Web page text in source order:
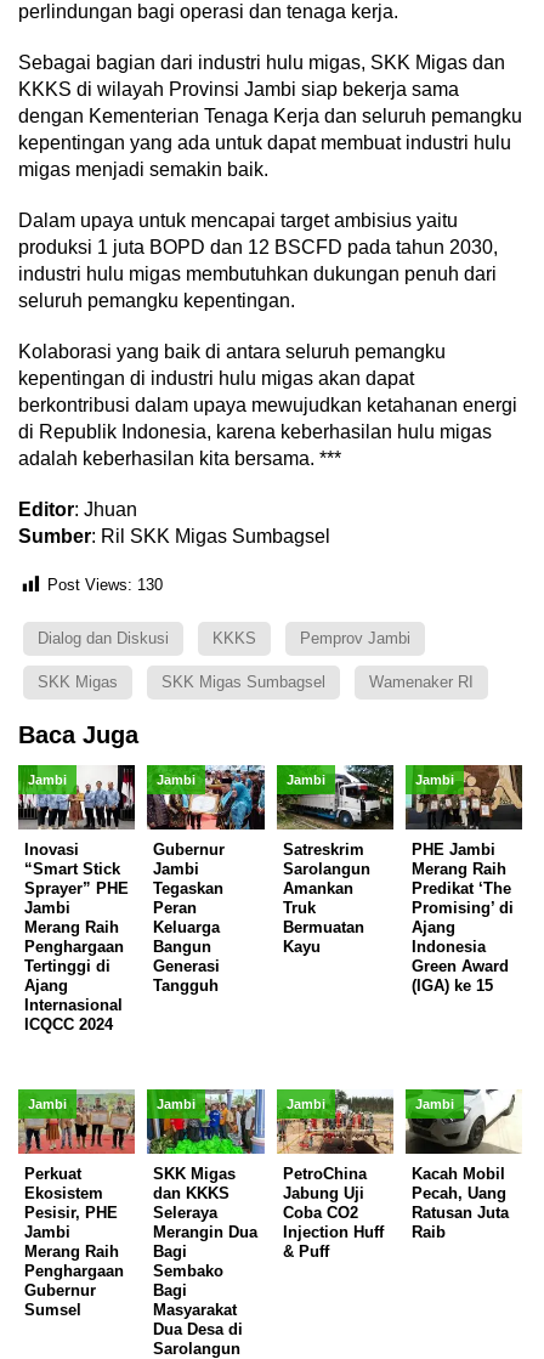
perlindungan bagi operasi dan tenaga kerja.
Sebagai bagian dari industri hulu migas, SKK Migas dan
KKKS di wilayah Provinsi Jambi siap bekerja sama
dengan Kementerian Tenaga Kerja dan seluruh pemangku
kepentingan yang ada untuk dapat membuat industri hulu
migas menjadi semakin baik.
Dalam upaya untuk mencapai target ambisius yaitu
produksi 1 juta BOPD dan 12 BSCFD pada tahun 2030,
industri hulu migas membutuhkan dukungan penuh dari
seluruh pemangku kepentingan.
Kolaborasi yang baik di antara seluruh pemangku
kepentingan di industri hulu migas akan dapat
berkontribusi dalam upaya mewujudkan ketahanan energi
di Republik Indonesia, karena keberhasilan hulu migas
adalah keberhasilan kita bersama. ***
Editor: Jhuan
Sumber: Ril SKK Migas Sumbagsel
Post Views: 130
Dialog dan Diskusi KKKS Pemprov Jambi
SKK Migas SKK Migas Sumbagsel Wamenaker RI
Baca Juga
Jambi
Inovasi
“Smart Stick
Sprayer” PHE
Jambi
Merang Raih
Penghargaan
Tertinggi di
Ajang
Internasional
ICQCC 2024
Jambi
Gubernur
Jambi
Tegaskan
Peran
Keluarga
Bangun
Generasi
Tangguh
Jambi
Satreskrim
Sarolangun
Amankan
Truk
Bermuatan
Kayu
Jambi
PHE Jambi
Merang Raih
Predikat ‘The
Promising’ di
Ajang
Indonesia
Green Award
(IGA) ke 15
Jambi
Perkuat
Ekosistem
Pesisir, PHE
Jambi
Merang Raih
Penghargaan
Gubernur
Sumsel
Jambi
SKK Migas
dan KKKS
Seleraya
Merangin Dua
Bagi
Sembako
Bagi
Masyarakat
Dua Desa di
Sarolangun
Jambi
PetroChina
Jabung Uji
Coba CO2
Injection Huff
& Puff
Jambi
Kacah Mobil
Pecah, Uang
Ratusan Juta
Raib